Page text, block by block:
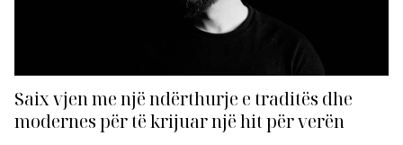
Saix vjen me një ndërthurje e traditës dhe
modernes për të krijuar një hit për verën